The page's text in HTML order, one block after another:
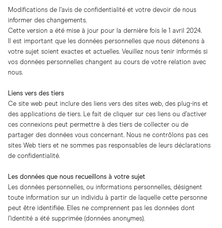
Modifications de l’avis de confidentialité et votre devoir de nous
informer des changements.
Cette version a été mise à jour pour la dernière fois le 1 avril 2024.
Il est important que les données personnelles que nous détenons à
votre sujet soient exactes et actuelles. Veuillez nous tenir informés si
vos données personnelles changent au cours de votre relation avec
nous.
Liens vers des tiers
Ce site web peut inclure des liens vers des sites web, des plug-ins et
des applications de tiers. Le fait de cliquer sur ces liens ou d’activer
ces connexions peut permettre à des tiers de collecter ou de
partager des données vous concernant. Nous ne contrôlons pas ces
sites Web tiers et ne sommes pas responsables de leurs déclarations
de confidentialité.
Les données que nous recueillons à votre sujet
Les données personnelles, ou informations personnelles, désignent
toute information sur un individu à partir de laquelle cette personne
peut être identifiée. Elles ne comprennent pas les données dont
l’identité a été supprimée (données anonymes).